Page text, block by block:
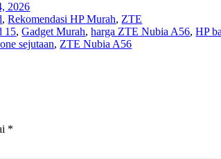
2026
, Rekomendasi HP Murah, ZTE
15, Gadget Murah, harga ZTE Nubia A56, HP
sejutaan, ZTE Nubia A56
*